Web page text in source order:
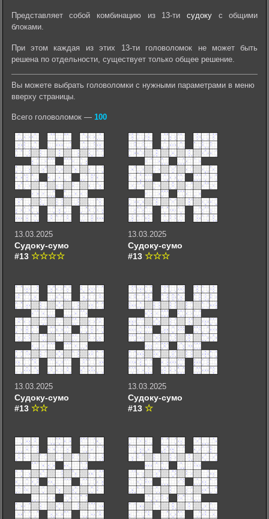
Представляет собой комбинацию из 13-тисудоку с общими
блоками.
При этом каждая из этих 13-ти головоломок не может быть
решена по отдельности, существует только общее решение.
Вы можете выбрать головоломки с нужными параметрами в меню
вверху страницы.
Всего головоломок — 100
13.03.2025
Судоку-сумо
#13
13.03.2025
Судоку-сумо
#13
13.03.2025
Судоку-сумо
#13
13.03.2025
Судоку-сумо
#13